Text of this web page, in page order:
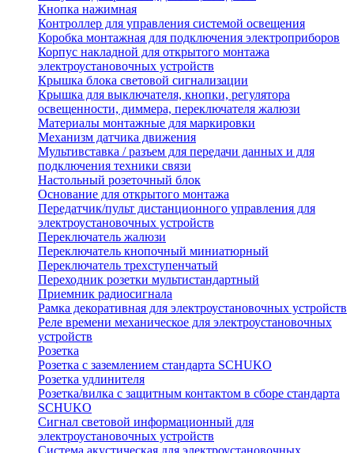
Кнопка нажимная
Контроллер для управления системой освещения
Коробка монтажная для подключения электроприборов
Корпус накладной для открытого монтажа
электроустановочных устройств
Крышка блока световой сигнализации
Крышка для выключателя, кнопки, регулятора
освещенности, диммера, переключателя жалюзи
Материалы монтажные для маркировки
Механизм датчика движения
Мультивставка / разъем для передачи данных и для
подключения техники связи
Настольный розеточный блок
Основание для открытого монтажа
Передатчик/пульт дистанционного управления для
электроустановочных устройств
Переключатель жалюзи
Переключатель кнопочный миниатюрный
Переключатель трехступенчатый
Переходник розетки мультистандартный
Приемник радиосигнала
Рамка декоративная для электроустановочных устройств
Реле времени механическое для электроустановочных
устройств
Розетка
Розетка с заземлением стандарта SCHUKO
Розетка удлинителя
Розетка/вилка с защитным контактом в сборе стандарта
SCHUKO
Сигнал световой информационный для
электроустановочных устройств
Система акустическая для электроустановочных